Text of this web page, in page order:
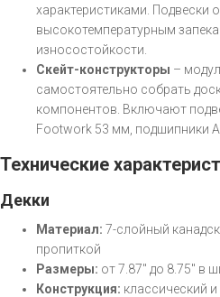
характеристиками. Подвески
высокотемпературным
износостойкости.
Скейт-конструкторы –
самостоятельно собрать
компонентов. Включают
Footwork 53 мм, подшипники
Технические
Декки
Материал: 7-слойный
пропиткой
Размеры: от 7.87" до 8.75" в
Конструкция: классический